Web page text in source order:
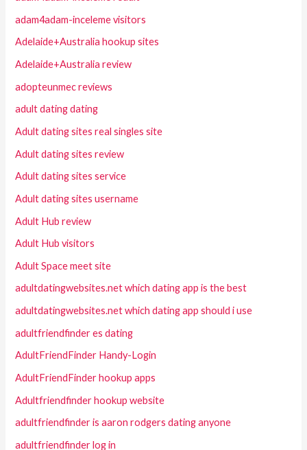
adam4adam-inceleme visitors
Adelaide+Australia hookup sites
Adelaide+Australia review
adopteunmec reviews
adult dating dating
Adult dating sites real singles site
Adult dating sites review
Adult dating sites service
Adult dating sites username
Adult Hub review
Adult Hub visitors
Adult Space meet site
adultdatingwebsites.net which dating app is the best
adultdatingwebsites.net which dating app should i use
adultfriendfinder es dating
AdultFriendFinder Handy-Login
AdultFriendFinder hookup apps
Adultfriendfinder hookup website
adultfriendfinder is aaron rodgers dating anyone
adultfriendfinder log in